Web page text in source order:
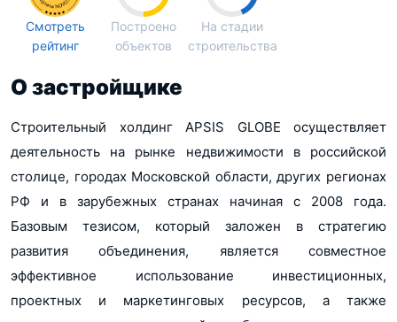
Смотреть
рейтинг
Построено
объектов
На стадии
строительства
О застройщике
Строительный холдинг APSIS GLOBE осуществляет
деятельность на рынке недвижимости в российской
столице, городах Московской области, других регионах
РФ и в зарубежных странах начиная с 2008 года.
Базовым тезисом, который заложен в стратегию
развития объединения, является совместное
эффективное использование инвестиционных,
проектных и маркетинговых ресурсов, а также